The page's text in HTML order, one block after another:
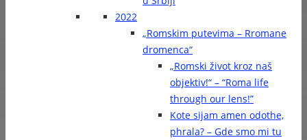
2022
„Romskim putevima – Rromane
dromenca“
„Romski život kroz naš
objektiv!“ – “Roma life
through our lens!”
Kote sijam amen odothe,
phrala? – Gde smo mi tu